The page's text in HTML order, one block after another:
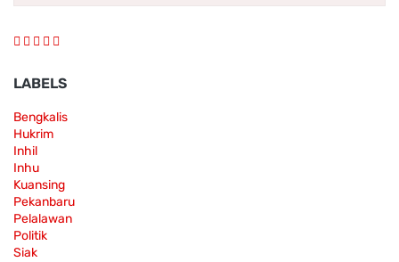
LABELS
Bengkalis
Hukrim
Inhil
Inhu
Kuansing
Pekanbaru
Pelalawan
Politik
Siak